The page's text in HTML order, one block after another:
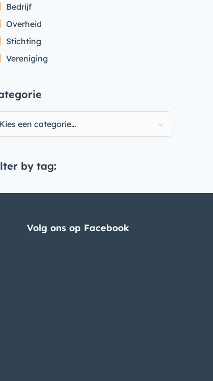
Bedrijf
Overheid
Stichting
Vereniging
Kies een categorie…
by tag:
Volg ons op Facebook